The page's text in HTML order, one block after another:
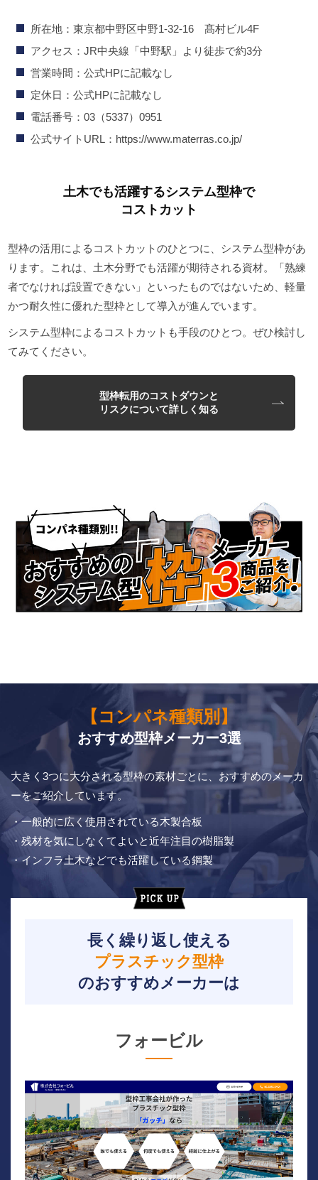
所在地：東京都中野区中野1-32-16 髙村ビル4F
アクセス：JR中央線「中野駅」より徒歩で約3分
営業時間：公式HPに記載なし
定休日：公式HPに記載なし
電話番号：03（5337）0951
公式サイトURL：https://www.materras.co.jp/
土木でも活躍するシステム型枠で
コストカット
型枠の活用によるコストカットのひとつに、システム型枠があ
ります。これは、土木分野でも活躍が期待される資材。「熟練
者でなければ設置できない」といったものではないため、軽量
かつ耐久性に優れた型枠として導入が進んでいます。
システム型枠によるコストカットも手段のひとつ。ぜひ検討し
てみてください。
型枠転用のコストダウンと
リスクについて詳しく知る
【コンパネ種類別】
おすすめ型枠メーカー3選
大きく3つに大分される型枠の素材ごとに、おすすめのメーカ
ーをご紹介しています。
・一般的に広く使用されている木製合板
・残材を気にしなくてよいと近年注目の樹脂製
・インフラ土木などでも活躍している鋼製
長く繰り返し使える
プラスチック型枠
のおすすめメーカーは
フォービル